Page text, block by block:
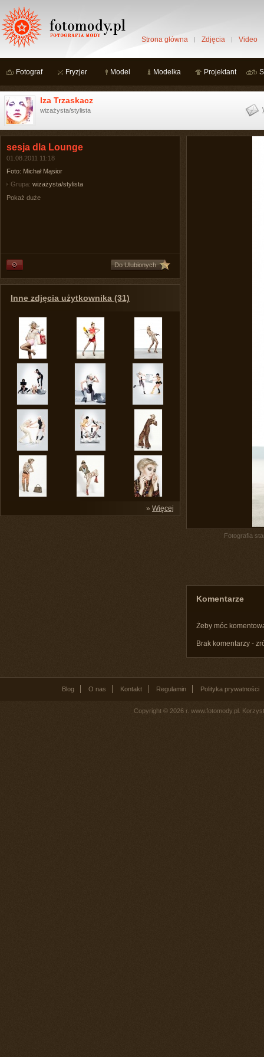
Strona główna Zdjęcia Video
Fotograf Fryzjer Model Modelka Projektant
Iza Trzaskacz
wizażysta/stylista
sesja dla Lounge
01.08.2011 11:18
Foto: Michał Mąsior
Grupa: wizażysta/stylista
Pokaż duże
Do Ulubionych
Inne zdjęcia użytkownika (31)
» Więcej
Fotografia
Komentarze
Żeby móc
Brak komentarzy -
Blog O nas Kontakt Regulamin Polityka prywatności
Copyright © 2026 r. www.fotomody.pl.